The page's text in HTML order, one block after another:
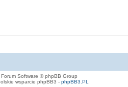
Software © phpBB Group
wsparcie phpBB3 - phpBB3.PL